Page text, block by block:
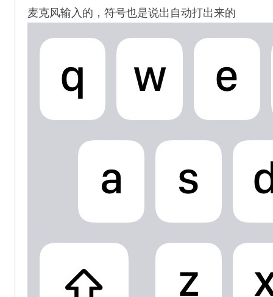
麦克风输入的，符号也是说出自动打出来的